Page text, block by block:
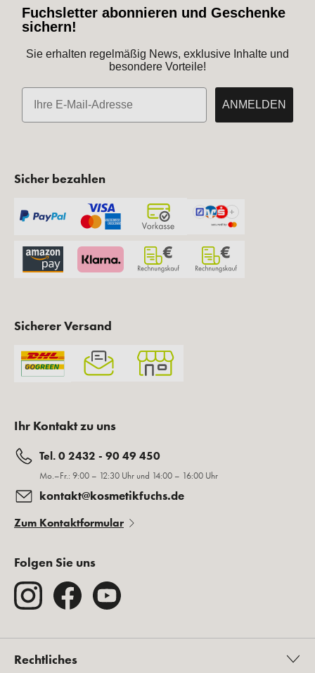
Fuchsletter abonnieren und Geschenke
sichern!
Sie erhalten regelmäßig News, exklusive Inhalte und
besondere Vorteile!
E-Mail
ANMELDEN
Sicher bezahlen
Sicherer Versand
Ihr Kontakt zu uns
Tel. 0 2432 - 90 49 450
Mo.–Fr.: 9:00 – 12:30 Uhr und 14:00 – 16:00 Uhr
kontakt@kosmetikfuchs.de
Zum Kontaktformular
Folgen Sie uns
Rechtliches